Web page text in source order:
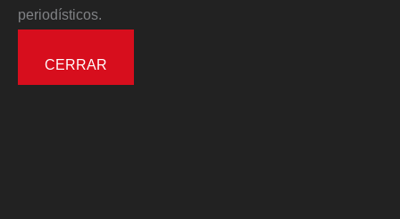
periodísticos.
CERRAR